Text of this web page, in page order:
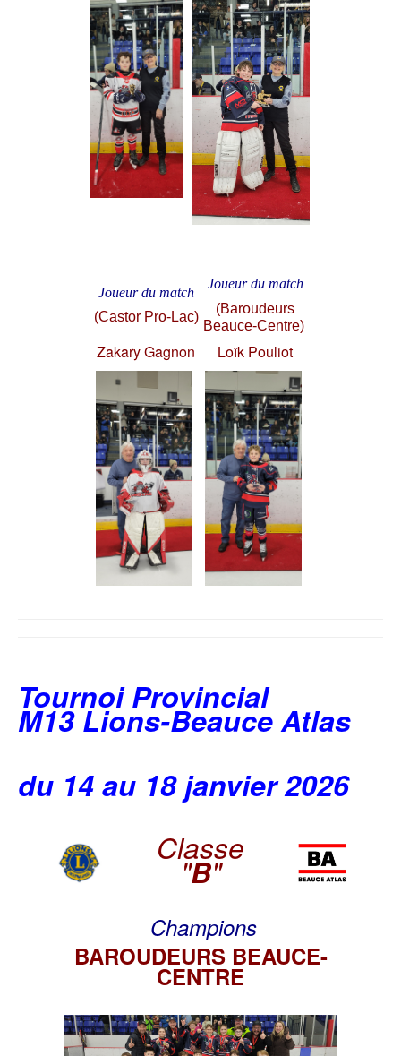
Joueur du match
(Castor Pro-Lac)
Joueur du match
(Baroudeurs
Beauce-Centre)
Zakary Gagnon Loïk Pouliot
Tournoi Provincial
M13 Lions-Beauce Atlas
du 14 au 18 janvier 2026
Classe
"B"
Champions
BAROUDEURS BEAUCE-
CENTRE